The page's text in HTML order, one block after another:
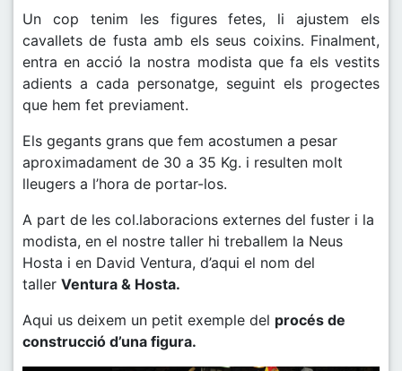
Un cop tenim les figures fetes, li ajustem els
cavallets de fusta amb els seus coixins. Finalment,
entra en acció la nostra modista que fa els vestits
adients a cada personatge, seguint els progectes
que hem fet previament.
Els gegants grans que fem acostumen a pesar
aproximadament de 30 a 35 Kg. i resulten molt
lleugers a l’hora de portar-los.
A part de les col.laboracions externes del fuster i la
modista, en el nostre taller hi treballem la Neus
Hosta i en David Ventura, d’aqui el nom del
taller Ventura & Hosta.
Aqui us deixem un petit exemple del procés de
construcció d’una figura.